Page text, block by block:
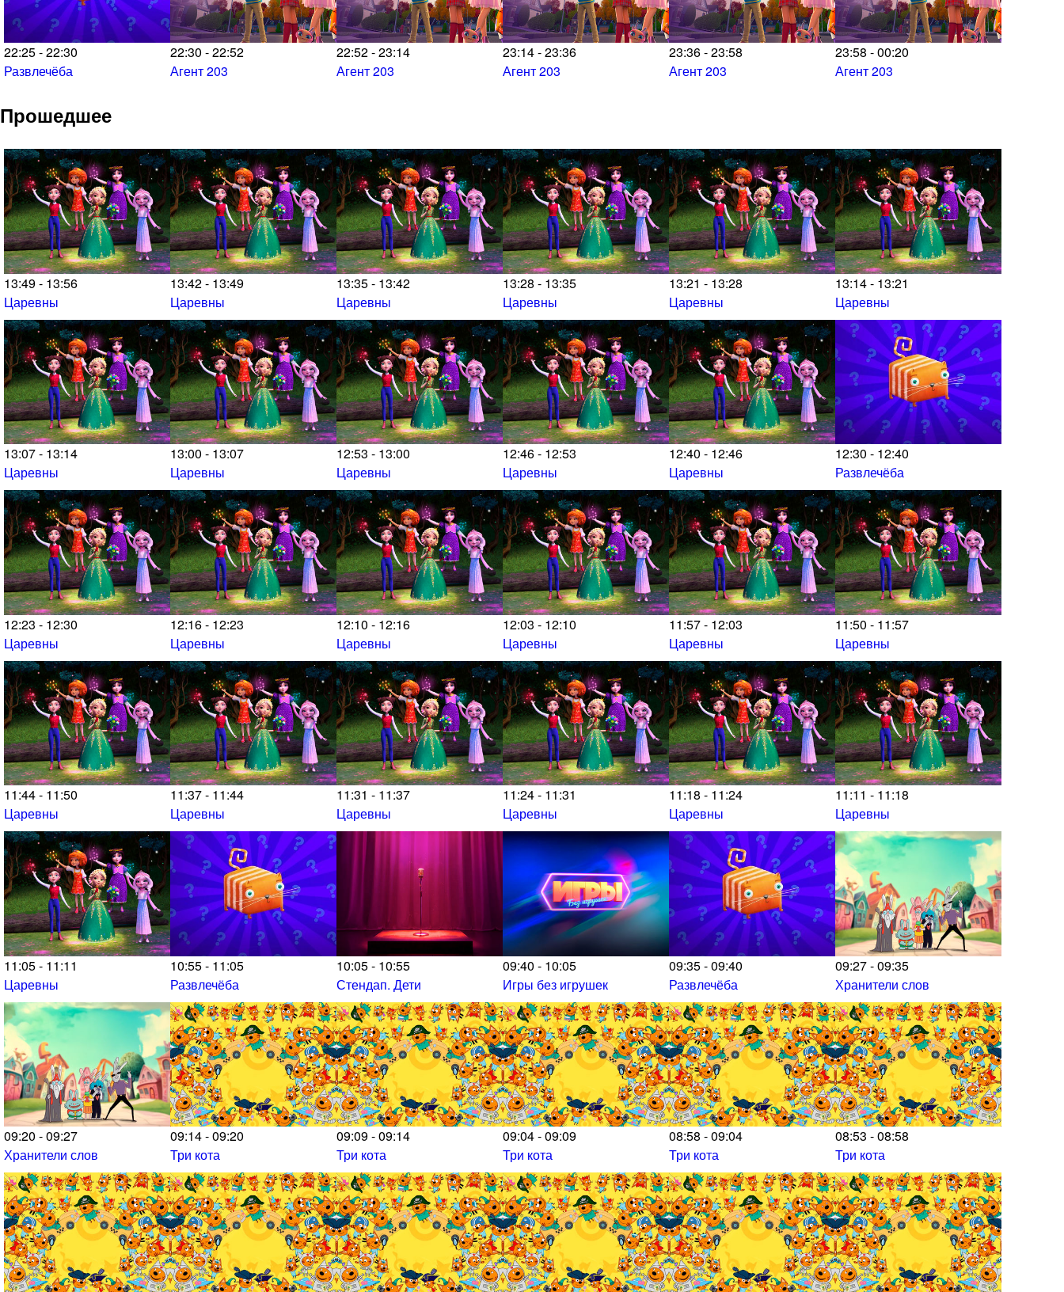
22:25 - 22:30
Развлечёба
22:30 - 22:52
Агент 203
22:52 - 23:14
Агент 203
23:14 - 23:36
Агент 203
23:36 - 23:58
Агент 203
23:58 - 00:20
Агент 203
Прошедшее
13:49 - 13:56
Царевны
13:42 - 13:49
Царевны
13:35 - 13:42
Царевны
13:28 - 13:35
Царевны
13:21 - 13:28
Царевны
13:14 - 13:21
Царевны
13:07 - 13:14
Царевны
13:00 - 13:07
Царевны
12:53 - 13:00
Царевны
12:46 - 12:53
Царевны
12:40 - 12:46
Царевны
12:30 - 12:40
Развлечёба
12:23 - 12:30
Царевны
12:16 - 12:23
Царевны
12:10 - 12:16
Царевны
12:03 - 12:10
Царевны
11:57 - 12:03
Царевны
11:50 - 11:57
Царевны
11:44 - 11:50
Царевны
11:37 - 11:44
Царевны
11:31 - 11:37
Царевны
11:24 - 11:31
Царевны
11:18 - 11:24
Царевны
11:11 - 11:18
Царевны
11:05 - 11:11
Царевны
10:55 - 11:05
Развлечёба
10:05 - 10:55
Стендап. Дети
09:40 - 10:05
Игры без игрушек
09:35 - 09:40
Развлечёба
09:27 - 09:35
Хранители слов
09:20 - 09:27
Хранители слов
09:14 - 09:20
Три кота
09:09 - 09:14
Три кота
09:04 - 09:09
Три кота
08:58 - 09:04
Три кота
08:53 - 08:58
Три кота